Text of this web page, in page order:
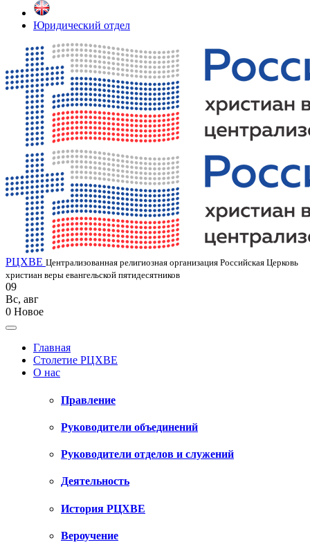
Юридический отдел
РЦХВЕ Централизованная религиозная организация Российская Церковь
христиан веры евангельской пятидесятников
09
Вс, авг
0 Новое
Главная
Столетие РЦХВЕ
О нас
Правление
Руководители объединений
Руководители отделов и служений
Деятельность
История РЦХВЕ
Вероучение